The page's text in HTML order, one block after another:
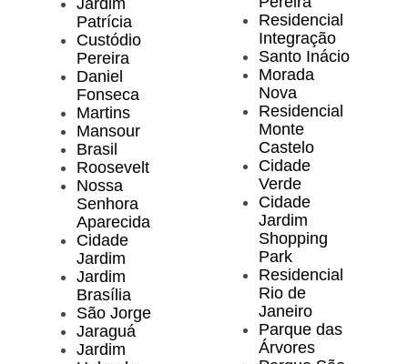
Patrícia
Custódio
Pereira
Daniel
Fonseca
Martins
Mansour
Brasil
Roosevelt
Nossa
Senhora
Aparecida
Cidade
Jardim
Jardim
Brasília
São Jorge
Jaraguá
Jardim
Residencial
Integração
Santo Inácio
Morada
Nova
Residencial
Monte
Castelo
Cidade
Verde
Cidade
Jardim
Shopping
Park
Residencial
Rio de
Janeiro
Parque das
Árvores